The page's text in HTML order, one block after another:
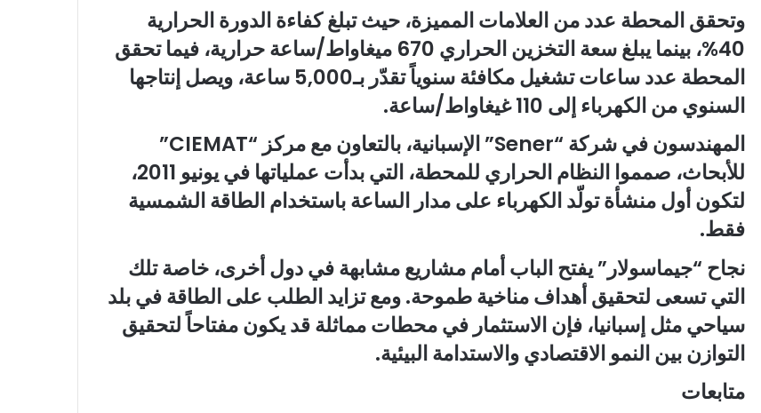
وتحقق المحطة عدد من العلامات المميزة، حيث تبلغ كفاءة الدورة الحرارية
40%، بينما يبلغ سعة التخزين الحراري 670 ميغاواط/ساعة حرارية، فيما تحقق
المحطة عدد ساعات تشغيل مكافئة سنوياً تقدّر بـ5,000 ساعة، ويصل إنتاجها
السنوي من الكهرباء إلى 110 غيغاواط/ساعة.
المهندسون في شركة “Sener” الإسبانية، بالتعاون مع مركز “CIEMAT”
للأبحاث، صمموا النظام الحراري للمحطة، التي بدأت عملياتها في يونيو 2011،
لتكون أول منشأة تولّد الكهرباء على مدار الساعة باستخدام الطاقة الشمسية
فقط.
نجاح “جيماسولار” يفتح الباب أمام مشاريع مشابهة في دول أخرى، خاصة تلك
التي تسعى لتحقيق أهداف مناخية طموحة. ومع تزايد الطلب على الطاقة في بلد
سياحي مثل إسبانيا، فإن الاستثمار في محطات مماثلة قد يكون مفتاحاً لتحقيق
التوازن بين النمو الاقتصادي والاستدامة البيئية.
متابعات